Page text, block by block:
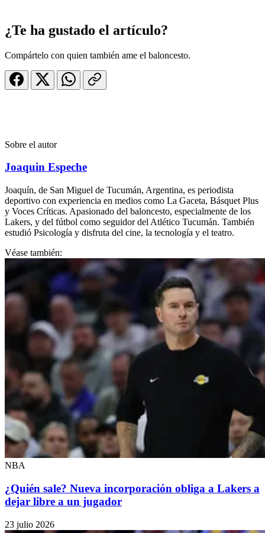
¿Te ha gustado el artículo?
Compártelo con quien también ame el baloncesto.
Sobre el autor
Joaquin Espeche
Joaquín, de San Miguel de Tucumán, Argentina, es periodista
deportivo con experiencia en medios como La Gaceta, Básquet Plus
y Voces Críticas. Apasionado del baloncesto, especialmente de los
Lakers, y del fútbol como seguidor del Atlético Tucumán. También
estudió Psicología y disfruta del cine, la tecnología y el teatro.
Véase también:
NBA
¿Quién sale? Nueva incorporación obliga a Lakers a
dejar libre a un jugador
23 julio 2026